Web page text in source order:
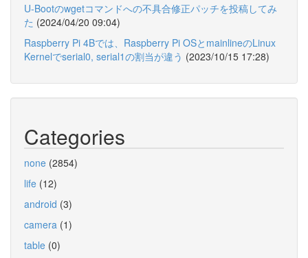
U-Bootのwgetコマンドへの不具合修正パッチを投稿してみ
た (2024/04/20 09:04)
Raspberry Pi 4Bでは、Raspberry Pi OSとmainlineのLinux
Kernelでserial0, serial1の割当が違う (2023/10/15 17:28)
Categories
none (2854)
life (12)
android (3)
camera (1)
table (0)